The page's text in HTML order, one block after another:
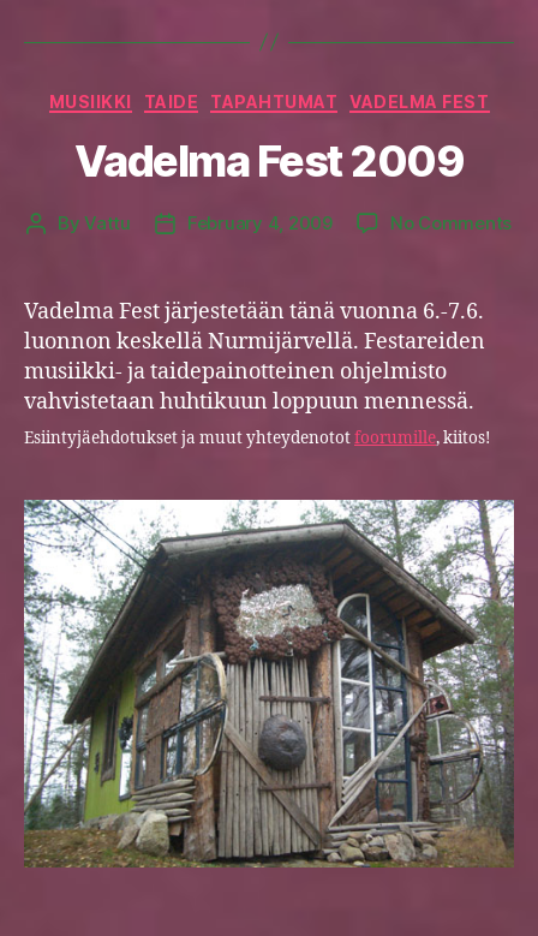
Categories
MUSIIKKI TAIDE TAPAHTUMAT VADELMA FEST
Vadelma Fest 2009
PostByVattu
PostFebruary 4, 2009 No Commentson
Vadelma Fest järjestetään tänä vuonna 6.-7.6.
luonnon keskellä Nurmijärvellä. Festareiden
musiikki- ja taidepainotteinen ohjelmisto
vahvistetaan huhtikuun loppuun mennessä.
Esiintyjäehdotukset ja muut yhteydenototfoorumille, kiitos!